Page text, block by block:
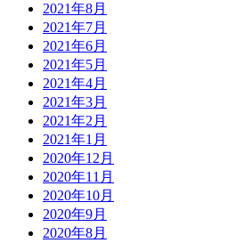
2021年8月
2021年7月
2021年6月
2021年5月
2021年4月
2021年3月
2021年2月
2021年1月
2020年12月
2020年11月
2020年10月
2020年9月
2020年8月